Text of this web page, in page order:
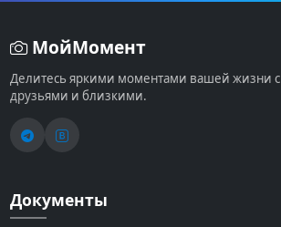
МойМомент
Делитесь яркими моментами вашей жизни с
друзьями и близкими.
Документы